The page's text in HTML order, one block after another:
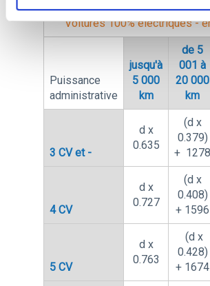
Voitures 100% électriques -
Puissance
administrative
jusqu'à
5 000
km
de 5
001 à
20 000
km
3 CV et -
d x
0.635
(d x
0.379)
+ 1278
4 CV
d x
0.727
(d x
0.408)
+ 1596
5 CV
d x
0.763
(d x
0.428)
+ 1674